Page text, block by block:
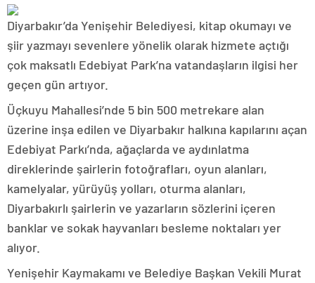
Diyarbakır’da Yenişehir Belediyesi, kitap okumayı ve
şiir yazmayı sevenlere yönelik olarak hizmete açtığı
çok maksatlı Edebiyat Park’na vatandaşların ilgisi her
geçen gün artıyor.
Üçkuyu Mahallesi’nde 5 bin 500 metrekare alan
üzerine inşa edilen ve Diyarbakır halkına kapılarını açan
Edebiyat Parkı’nda, ağaçlarda ve aydınlatma
direklerinde şairlerin fotoğrafları, oyun alanları,
kamelyalar, yürüyüş yolları, oturma alanları,
Diyarbakırlı şairlerin ve yazarların sözlerini içeren
banklar ve sokak hayvanları besleme noktaları yer
alıyor.
Yenişehir Kaymakamı ve Belediye Başkan Vekili Murat